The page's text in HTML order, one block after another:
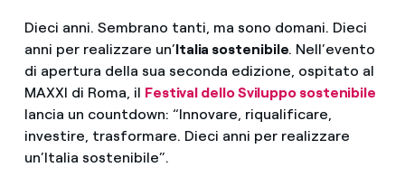
Dieci anni. Sembrano tanti, ma sono domani. Dieci
anni per realizzare un’Italia sostenibile. Nell’evento
di apertura della sua seconda edizione, ospitato al
MAXXI di Roma, il Festival dello Sviluppo sostenibile
lancia un countdown: “Innovare, riqualificare,
investire, trasformare. Dieci anni per realizzare
un’Italia sostenibile”.